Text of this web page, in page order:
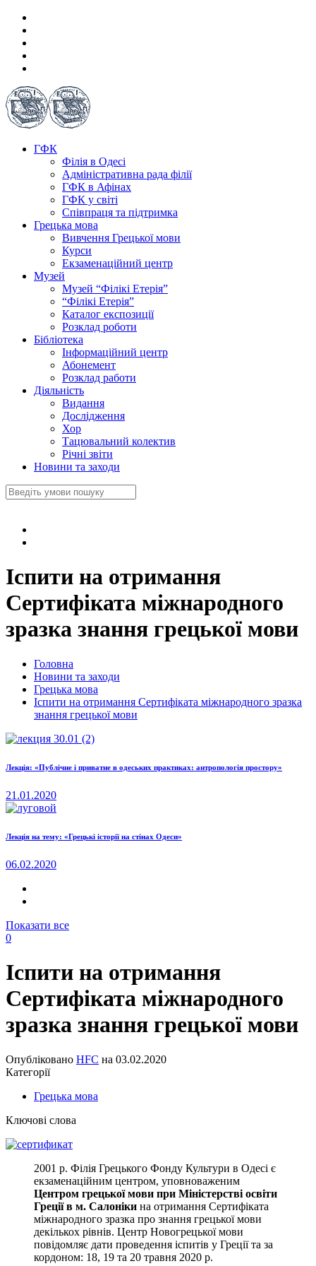
ГФК
Філія в Одесі
Адміністративна рада філії
ГФК в Афінах
ГФК у світі
Співпраця та підтримка
Грецька мова
Вивчення Грецької мови
Курси
Екзаменаційний центр
Музей
Музей “Філікі Етерія”
“Філікі Етерія”
Каталог експозиції
Розклад роботи
Бібліотека
Інформаційний центр
Абонемент
Розклад работи
Діяльність
Видання
Дослідження
Хор
Тацювальний колектив
Річні звіти
Новини та заходи
Іспити на отримання
Сертифіката міжнародного
зразка знання грецької мови
Головна
Новини та заходи
Грецька мова
Іспити на отримання Сертифіката міжнародного зразка
знання грецької мови
Лекція: «Публічне і приватне в одеських практиках: антропологія простору»
21.01.2020
Лекція на тему: «Грецькі історії на стінах Одеси»
06.02.2020
Показати все
0
Іспити на отримання
Сертифіката міжнародного
зразка знання грецької мови
Опубліковано HFC на 03.02.2020
Категорії
Грецька мова
Ключові слова
2001 р. Філія Грецького Фонду Культури в Одесі є
екзаменаційним центром, уповноваженим
Центром грецької мови при Міністерстві освіти
Греції в м. Салоніки на отримання Сертифіката
міжнародного зразка про знання грецької мови
декількох рівнів. Центр Новогрецької мови
повідомляє дати проведення іспитів у Греції та за
кордоном: 18, 19 та 20 травня 2020 р.